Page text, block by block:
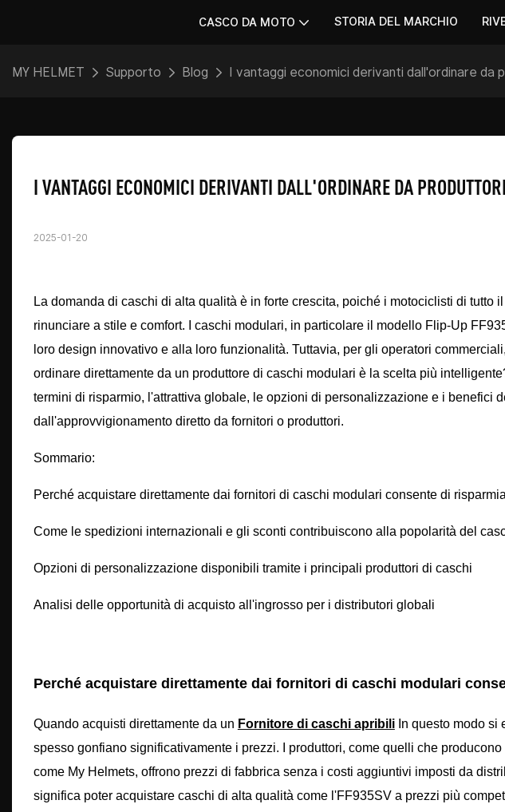
CASCO DA MOTO STORIA DEL MARCHIO
MY HELMET Supporto Blog I vantaggi economici derivanti dall'ordinare da
I VANTAGGI ECONOMICI DERIVANTI DALL'ORDINARE DA
2025-01-20
La domanda di caschi di alta qualità è in forte crescita, poiché i motociclisti di tutto
rinunciare a stile e comfort. I caschi modulari, in particolare il modello Flip-Up
loro design innovativo e alla loro funzionalità. Tuttavia, per gli operatori
ordinare direttamente da un produttore di caschi modulari è la scelta più
termini di risparmio, l'attrattiva globale, le opzioni di personalizzazione e i benefici
dall'approvvigionamento diretto da fornitori o produttori.
Sommario:
Perché acquistare direttamente dai fornitori di caschi modulari consente di
Come le spedizioni internazionali e gli sconti contribuiscono alla popolarità del
Opzioni di personalizzazione disponibili tramite i principali produttori di caschi
Analisi delle opportunità di acquisto all'ingrosso per i distributori globali
Perché acquistare direttamente dai fornitori di caschi modulari
Quando acquisti direttamente da un Fornitore di caschi apribiliIn questo modo si
spesso gonfiano significativamente i prezzi. I produttori, come quelli che
come My Helmets, offrono prezzi di fabbrica senza i costi aggiuntivi imposti da
significa poter acquistare caschi di alta qualità come l'FF935SV a prezzi più